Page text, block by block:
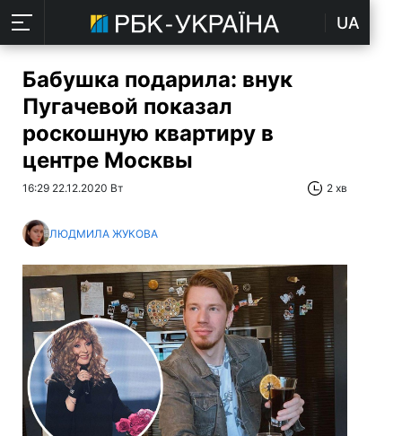
UA
Бабушка подарила: внук
Пугачевой показал
роскошную квартиру в
центре Москвы
16:29 22.12.2020 Вт 2 хв
ЛЮДМИЛА ЖУКОВА